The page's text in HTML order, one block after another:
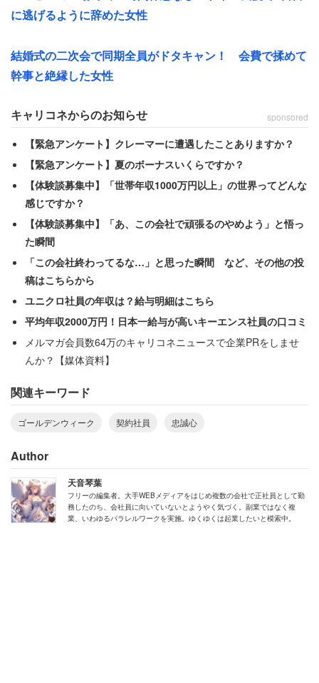
する場合には、嘱託社員と呼ばれる有期労働契約を結ぶこ
少する一方で仕事量や責任の重さが変わらなければ、仕事
に対するやる気は当然下がる。
これではまだ若い社員も将来を悲観してしまう。この投稿
のように、本人だけでなく、周りの社員のモチベーション
にも影響を与えかねないだろう。
に逃げるように辞めた女性
結婚式の二次会で同期全員がドタキャン！ 会費で揉めて
幹事と絶縁した女性
キャリコネからのお知らせ sponsored
【緊急アンケート】クレーマーに遭遇したことありますか？
【緊急アンケート】夏のボーナスいくらですか？
【体験談募集中】「世帯年収1000万円以上」の世界ってどんな
感じですか？
【体験談募集中】「あ、この会社で頑張るのやめよう」と悟っ
た瞬間
「この会社終わってるな…」と思った瞬間 など、その他の投
稿はこちらから
ユニクロ社員の年収は？給与明細はこちら
平均年収2000万円！日本一給与が高いキーエンス社員の口コミ
メルマガ会員数64万のキャリコネニュースで企業PRをしませ
んか？【媒体資料】
関連キーワード
ゴールデンウィーク 契約社員 忠誠心
Author
天音琴葉
フリーの編集者。大手WEBメディアをはじめ複数の会社で正社員として勤
務したのち、会社員に向いていないとようやく気づく。副業ではなく複
業、いわゆるパラレルワークを実施。ゆくゆくは起業したいと模索中。